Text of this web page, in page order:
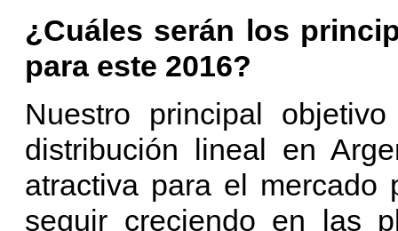
¿Cuáles serán los
para este 2016?
Nuestro principal
distribución lineal en
atractiva para el mercado
seguir creciendo en las